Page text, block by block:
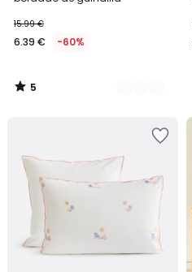
15.99 €
6.39 € -60%
5
/